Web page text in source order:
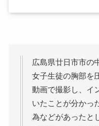
広島県廿日市市の
女子生徒の胸部を
動画で撮影し、イ
いたことが分かっ
為などがあったと